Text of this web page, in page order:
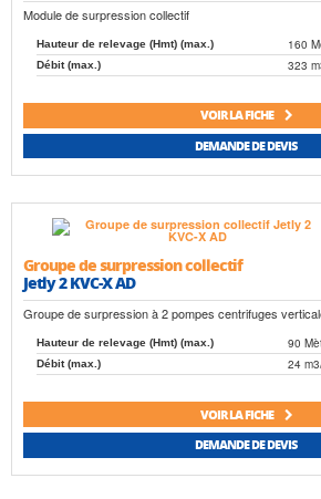
Module de surpression collectif
Hauteur de relevage (Hmt) (max.) 160
Débit (max.) 323
VOIR LA FICHE
DEMANDE DE DEVIS
Groupe de surpression collectif
Jetly 2 KVC-X AD
Groupe de surpression à 2 pompes centrifuges
Hauteur de relevage (Hmt) (max.) 90
Débit (max.) 24
VOIR LA FICHE
DEMANDE DE DEVIS